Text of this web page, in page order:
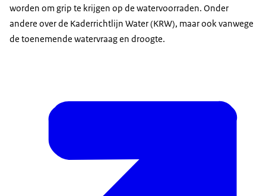
worden om grip te krijgen op de watervoorraden. Onder
andere over de Kaderrichtlijn Water (KRW), maar ook vanwege
de toenemende watervraag en droogte.